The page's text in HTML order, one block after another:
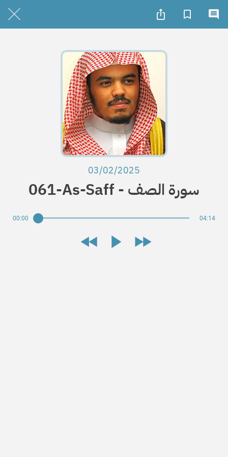
03/02/2025
061-As-Saff - سورة الصف
00:00 04:14